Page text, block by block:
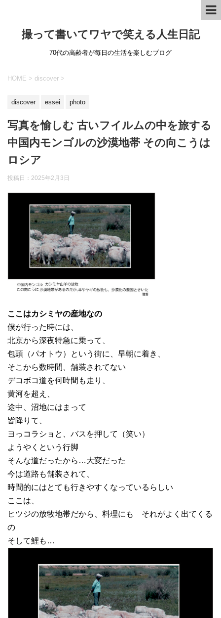
撮って書いてワヤで笑える人生日記
70代の高齢者が毎日の生活を楽しむブログ
HOME > discover >
discover essei photo
写真を愉しむ 古いフイルムの中を旅する
中国内モンゴルの沙漠地帯 その向こうは
ロシア
投稿日： 2025年2月3日
ここはカシミヤの産地なの
僕が行った時には、
北京から深夜特急に乗って、
包頭（パオトウ）という街に、早朝に着き、
そこから数時間、舗装されてない
デコボコ道を何時間も走り、
黄河を超え、
途中、沼地にはまって
皆降りて、
ヨっコラショと、バスを押して（笑い）
ようやくという行脚
そんな道だったから…大変だった
今は道路も舗装されて、
時間的にはとても行きやすくなっているらしい
ここは、
ヒツジの放牧地帯だから、料理にも それがよく出てくる
の
そして鯉も…